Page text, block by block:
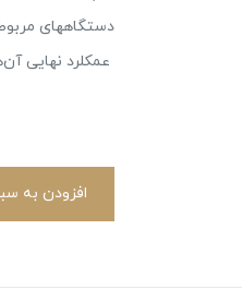
دستگاههای
عمکلرد نهایی
افزودن به